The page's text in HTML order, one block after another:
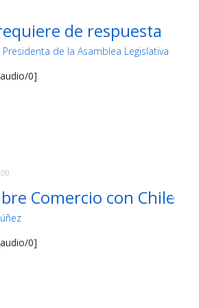
de respuesta
de la Asamblea Legislativa
0]
Comercio con Chile
0]